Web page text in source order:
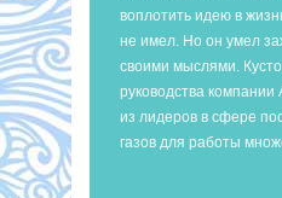
воплотить идею в
не имел. Но он умел
своими мыслями.
руководства компании
из лидеров в сфере
газов для работы